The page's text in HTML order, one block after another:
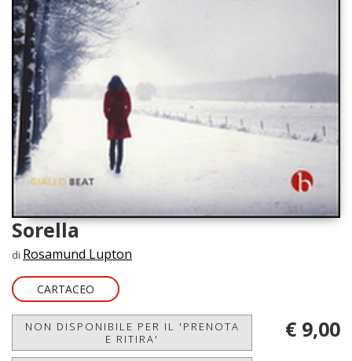
Sorella
di Rosamund Lupton
CARTACEO
NON DISPONIBILE PER IL 'PRENOTA
E RITIRA'
€ 9,00